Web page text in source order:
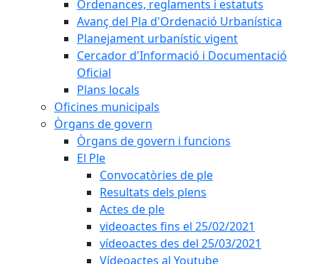
Ordenances, reglaments i estatuts
Avanç del Pla d'Ordenació Urbanística
Planejament urbanístic vigent
Cercador d'Informació i Documentació
Oficial
Plans locals
Oficines municipals
Òrgans de govern
Òrgans de govern i funcions
El Ple
Convocatòries de ple
Resultats dels plens
Actes de ple
videoactes fins el 25/02/2021
vídeoactes des del 25/03/2021
Vídeoactes al Youtube